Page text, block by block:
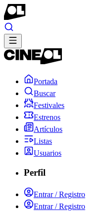
Portada
Buscar
Festivales
Estrenos
Artículos
Listas
Usuarios
Perfil
Entrar / Registro
Entrar / Registro